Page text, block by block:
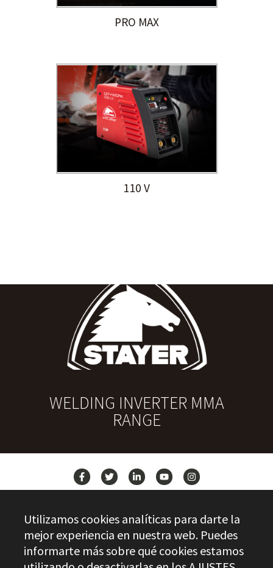
PRO MAX
110 V
WELDING INVERTER MMA
RANGE
CONTACT
Utilizamos cookies analíticas para darte la
mejor experiencia en nuestra web. Puedes
informarte más sobre qué cookies estamos